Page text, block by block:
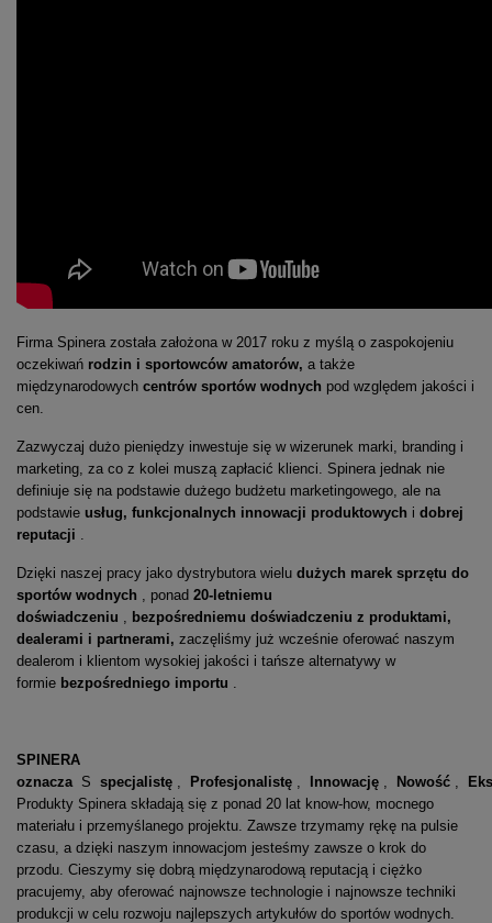
Firma Spinera została założona w 2017 roku z myślą o zaspokojeniu
oczekiwań rodzin i sportowców amatorów, a także
międzynarodowych centrów sportów wodnych pod względem jakości i
cen.
Zazwyczaj dużo pieniędzy inwestuje się w wizerunek marki, branding i
marketing, za co z kolei muszą zapłacić klienci. Spinera jednak nie
definiuje się na podstawie dużego budżetu marketingowego, ale na
podstawie usług, funkcjonalnych innowacji produktowych i dobrej
reputacji
Dzięki naszej pracy jako dystrybutora wielu dużych marek sprzętu do
sportów wodnych , ponad 20-letniemu
doświadczeniu
bezpośredniemu doświadczeniu z produktami,
dealerami i partnerami, zaczęliśmy już wcześnie oferować naszym
dealerom i klientom wysokiej jakości i tańsze alternatywy w
formie bezpośredniego importu
SPINERA
oznacza S specjalistę Profesjonalistę Innowację Nowość
Produkty Spinera składają się z ponad 20 lat know-how, mocnego
materiału i przemyślanego projektu. Zawsze trzymamy rękę na pulsie
czasu, a dzięki naszym innowacjom jesteśmy zawsze o krok do
przodu. Cieszymy się dobrą międzynarodową reputacją i ciężko
pracujemy, aby oferować najnowsze technologie i najnowsze techniki
produkcji w celu rozwoju najlepszych artykułów do sportów wodnych.